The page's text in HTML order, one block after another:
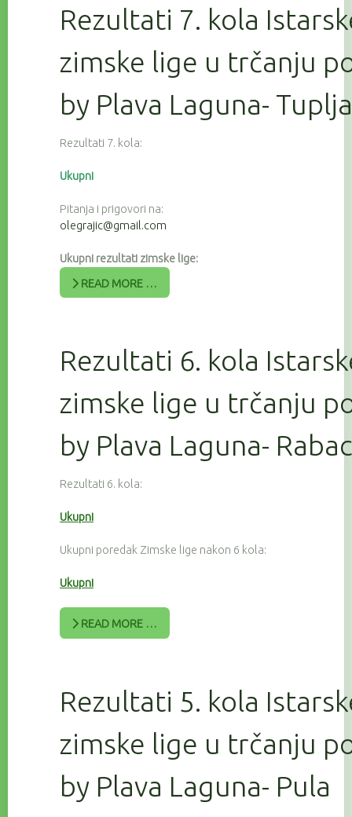
Rezultati 7. kola
zimske lige u trčanju
by Plava Laguna-
Rezultati 7. kola:
Ukupni
Pitanja i prigovori na:
olegrajic@gmail.com
Ukupni rezultati zimske lige:
READ MORE …
Rezultati 6. kola
zimske lige u trčanju
by Plava Laguna- Rabac
Rezultati 6. kola:
Ukupni
Ukupni poredak Zimske lige nakon 6 kola:
Ukupni
READ MORE …
Rezultati 5. kola
zimske lige u trčanju
by Plava Laguna- Pula